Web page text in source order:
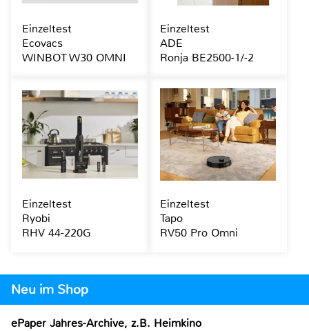
Neu im Shop
ePaper Jahres-Archive, z.B. Heimkino
Einzeltest
Ecovacs
WINBOT W30 OMNI
Einzeltest
ADE
Ronja BE2500-1/-2
Einzeltest
Ryobi
RHV 44-220G
Einzeltest
Tapo
RV50 Pro Omni